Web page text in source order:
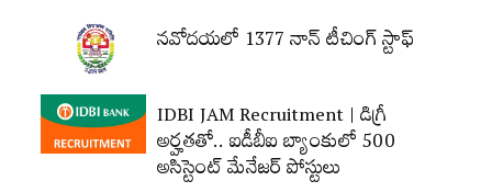
నవోదయలో 1377 నాన్‌ టీచింగ్‌ స్టాఫ్‌
IDBI JAM Recruitment | డిగ్రీ
అర్హ‌త‌తో.. ఐడీబీఐ బ్యాంకులో 500
అసిస్టెంట్‌ మేనేజర్‌ పోస్టులు